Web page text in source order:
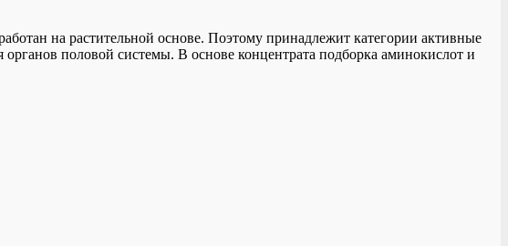
на растительной основе. Поэтому принадлежит категории активные
половой системы. В основе концентрата подборка аминокислот и